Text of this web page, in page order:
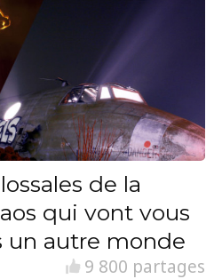
de la
qui vont vous
un autre monde
9 800 partages